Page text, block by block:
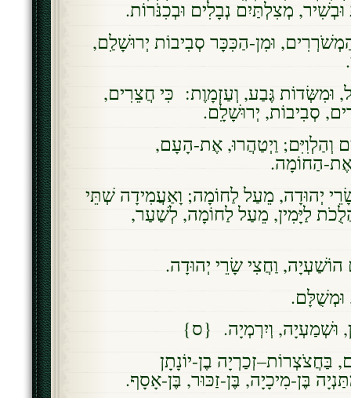
מְצִלְתַּיִם נְבָלִים וּבְכִנֹּרוֹת.
וּמִן-הַכִּכָּר סְבִיבוֹת יְרוּשָׁלִַם,
וּמִשְּׂדוֹת גֶּבַע, וְעַזְמָוֶת: כִּי חֲצֵרִים,
סְבִיבוֹת, יְרוּשָׁלִָם.
וְהַלְוִיִּם; וַיְטַהֲרוּ, אֶת-הָעָם,
הַחוֹמָה.
יְהוּדָה, מֵעַל לַחוֹמָה; וָאַעֲמִידָה שְׁתֵּי
לַיָּמִין, מֵעַל לַחוֹמָה, לְשַׁעַר,
וַחֲצִי שָׂרֵי יְהוּדָה.
וּמְשֻׁלָּם.
וּשְׁמַעְיָה, וְיִרְמְיָה. {ס}
בַּחֲצֹצְרוֹת–זְכַרְיָה בֶן-יוֹנָתָן
בֶּן-מִיכָיָה, בֶּן-זַכּוּר, בֶּן-אָסָף.